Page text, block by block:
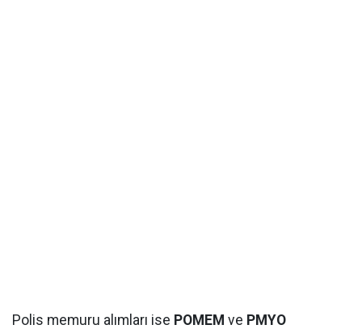
Polis memuru alımları ise POMEM ve PMYO